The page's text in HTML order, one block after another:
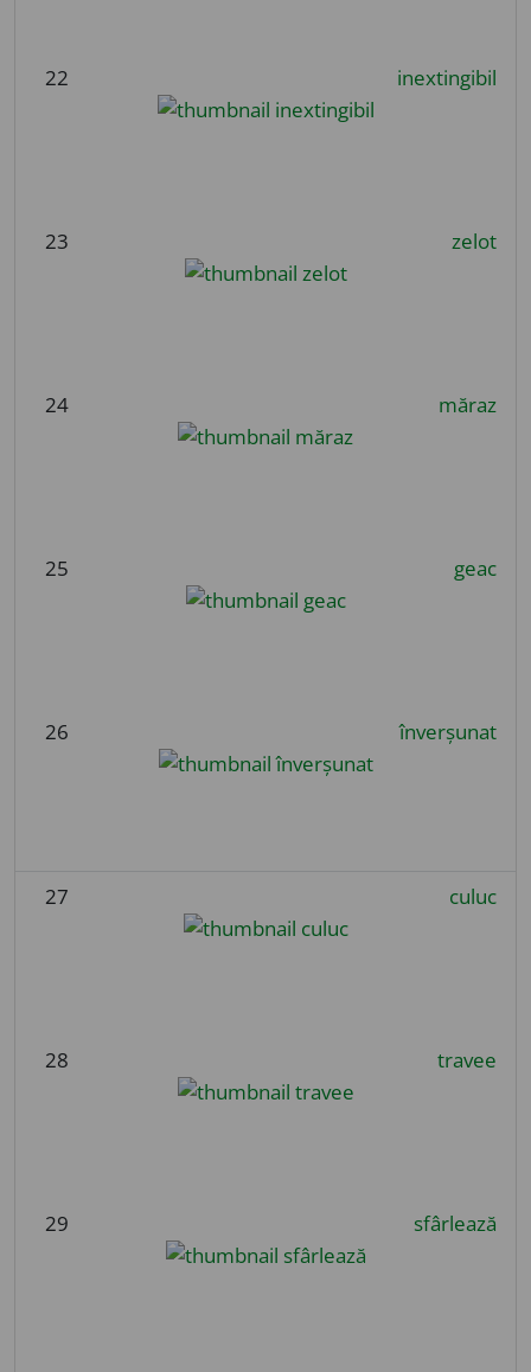
22 inextingibil
23 zelot
24 măraz
25 geac
26 înverșunat
27 culuc
28 travee
29 sfârlează